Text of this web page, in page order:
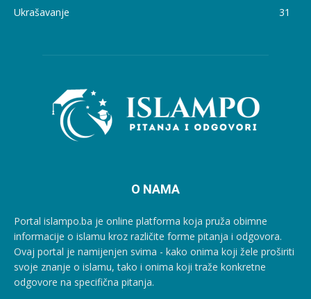
Ukrašavanje
31
O NAMA
Portal islampo.ba je online platforma koja pruža obimne
informacije o islamu kroz različite forme pitanja i odgovora.
Ovaj portal je namijenjen svima - kako onima koji žele proširiti
svoje znanje o islamu, tako i onima koji traže konkretne
odgovore na specifična pitanja.